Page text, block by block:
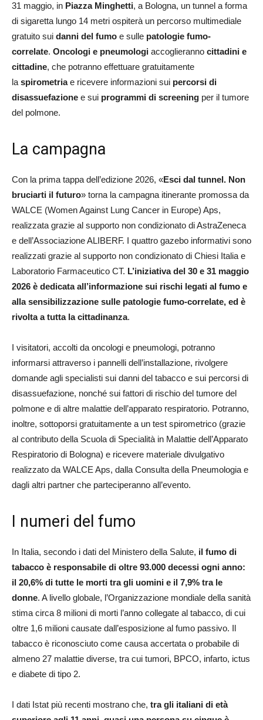
31 maggio, in Piazza Minghetti, a Bologna, un tunnel a forma
di sigaretta lungo 14 metri ospiterà un percorso multimediale
gratuito sui danni del fumo e sulle patologie fumo-
correlate. Oncologi e pneumologi accoglieranno cittadini e
cittadine, che potranno effettuare gratuitamente
la spirometriae ricevere informazioni sui percorsi di
disassuefazione e sui programmi di screening per il tumore
del polmone.
La campagna
Con la prima tappa dell’edizione 2026, «Esci dal tunnel. Non
bruciarti il futuro» torna la campagna itinerante promossa da
WALCE (Women Against Lung Cancer in Europe) Aps,
realizzata grazie al supporto non condizionato di AstraZeneca
e dell’Associazione ALIBERF. I quattro gazebo informativi sono
realizzati grazie al supporto non condizionato di Chiesi Italia e
Laboratorio Farmaceutico CT. L’iniziativa del 30 e 31 maggio
2026 è dedicata all’informazione sui rischi legati al fumo e
alla sensibilizzazione sulle patologie fumo-correlate, ed è
rivolta a tutta la cittadinanza.
I visitatori, accolti da oncologi e pneumologi, potranno
informarsi attraverso i pannelli dell’installazione, rivolgere
domande agli specialisti sui danni del tabacco e sui percorsi di
disassuefazione, nonché sui fattori di rischio del tumore del
polmone e di altre malattie dell’apparato respiratorio. Potranno,
inoltre, sottoporsi gratuitamente a un test spirometrico (grazie
al contributo della Scuola di Specialità in Malattie dell’Apparato
Respiratorio di Bologna) e ricevere materiale divulgativo
realizzato da WALCE Aps, dalla Consulta della Pneumologia e
dagli altri partner che parteciperanno all’evento.
I numeri del fumo
In Italia, secondo i dati del Ministero della Salute, il fumo di
tabacco è responsabile di oltre 93.000 decessi ogni anno:
il 20,6% di tutte le morti tra gli uomini e il 7,9% tra le
donne. A livello globale, l’Organizzazione mondiale della sanità
stima circa 8 milioni di morti l’anno collegate al tabacco, di cui
oltre 1,6 milioni causate dall’esposizione al fumo passivo. Il
tabacco è riconosciuto come causa accertata o probabile di
almeno 27 malattie diverse, tra cui tumori, BPCO, infarto, ictus
e diabete di tipo 2.
I dati Istat più recenti mostrano che, tra gli italiani di età